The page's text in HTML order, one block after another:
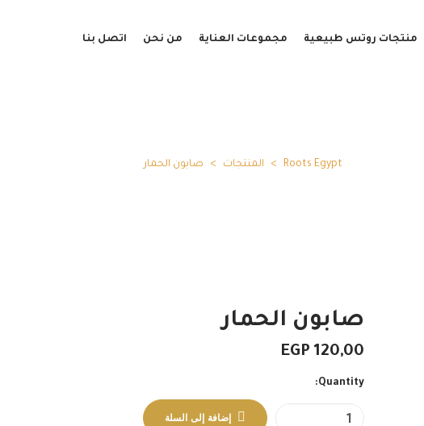
منتجات روتس طبيعية مجموعات العناية من نحن اتصل بنا
Roots Egypt
> المنتجات > صابون الحمار
صابون الحمار
EGP 120,00
Quantity:
إضافة إلى السلة